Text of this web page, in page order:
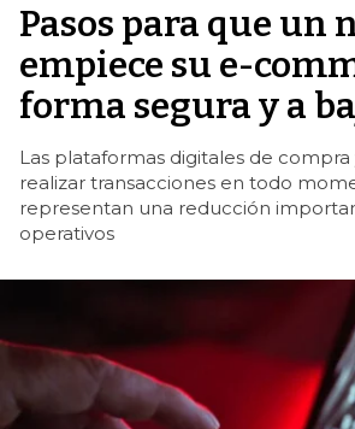
Pasos para que un
empiece su e-
forma segura y a
Las plataformas digitales de
realizar transacciones en todo
representan una reducción
operativos